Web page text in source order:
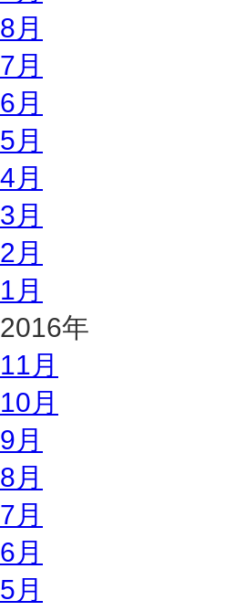
8月
7月
6月
5月
4月
3月
2月
1月
2016年
11月
10月
9月
8月
7月
6月
5月